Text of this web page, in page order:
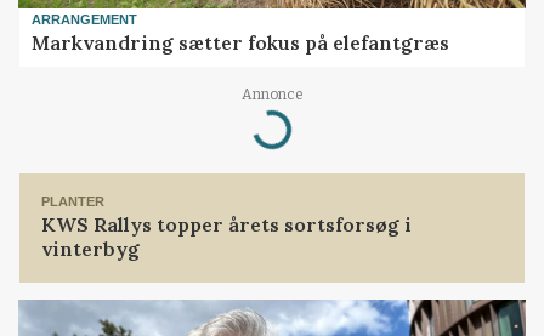
ARRANGEMENT
Markvandring sætter fokus på elefantgræs
Annonce
Loading...
PLANTER
KWS Rallys topper årets sortsforsøg i
vinterbyg